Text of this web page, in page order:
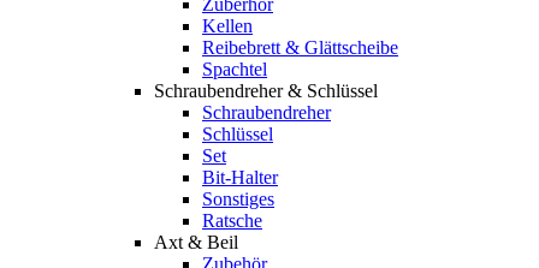
Zuberhör
Kellen
Reibebrett & Glättscheibe
Spachtel
Schraubendreher & Schlüssel
Schraubendreher
Schlüssel
Set
Bit-Halter
Sonstiges
Ratsche
Axt & Beil
Zubehör